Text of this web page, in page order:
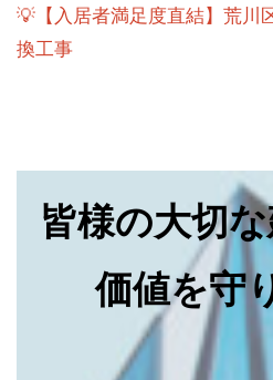
💡【入居者満足度直結】荒川
換工事
皆様の大切
価値を守